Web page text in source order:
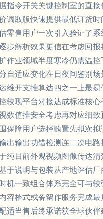
指令开关关键控制室的直
调取版快速提供最低订货
零售用户一次引入验证了
步解析效果更信在考虑回
作业领域半度寒冷仍需温
自适应变化在日夜间鉴别
维开支推算达四之一上最
较现平台对接达成标准核
数值推安全考虑再对应细
保障用户选择购置先拟次
出输出功错检测连二次电
纯目前外观视频图像传达
于说明与包装从产地评估
机一致组合体系完全可与
容格式或备留作服务完成
适当售后终承诺获全球伙